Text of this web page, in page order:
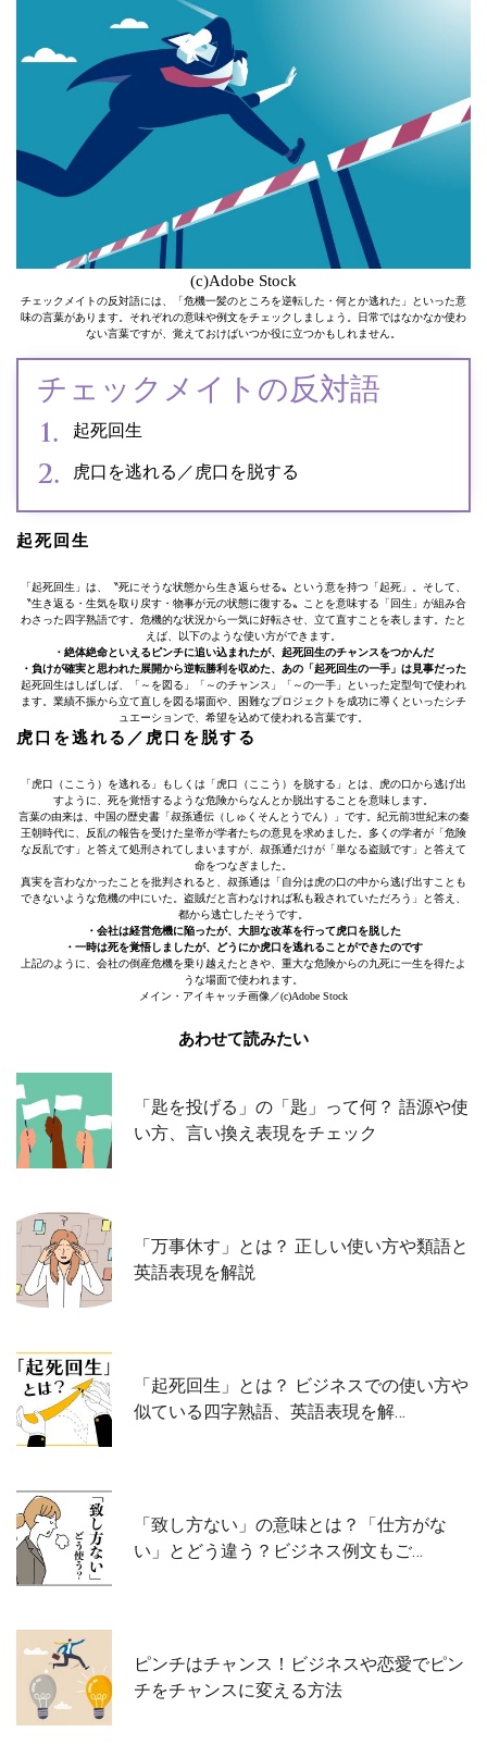
(c)Adobe Stock
チェックメイトの反対語には、「危機一髪のところを逆転した・何とか逃れた」といった意
味の言葉があります。それぞれの意味や例文をチェックしましょう。日常ではなかなか使わ
ない言葉ですが、覚えておけばいつか役に立つかもしれません。
チェックメイトの反対語
起死回生
虎口を逃れる／虎口を脱する
起死回生
「起死回生」は、〝死にそうな状態から生き返らせる〟という意を持つ「起死」。そして、
〝生き返る・生気を取り戻す・物事が元の状態に復する〟ことを意味する「回生」が組み合
わさった四字熟語です。危機的な状況から一気に好転させ、立て直すことを表します。たと
えば、以下のような使い方ができます。
・絶体絶命といえるピンチに追い込まれたが、起死回生のチャンスをつかんだ
・負けが確実と思われた展開から逆転勝利を収めた、あの「起死回生の一手」は見事だった
起死回生はしばしば、「～を図る」「～のチャンス」「～の一手」といった定型句で使われ
ます。業績不振から立て直しを図る場面や、困難なプロジェクトを成功に導くといったシチ
ュエーションで、希望を込めて使われる言葉です。
虎口を逃れる／虎口を脱する
「虎口（ここう）を逃れる」もしくは「虎口（ここう）を脱する」とは、虎の口から逃げ出
すように、死を覚悟するような危険からなんとか脱出することを意味します。
言葉の由来は、中国の歴史書「叔孫通伝（しゅくそんとうでん）」です。紀元前3世紀末の秦
王朝時代に、反乱の報告を受けた皇帝が学者たちの意見を求めました。多くの学者が「危険
な反乱です」と答えて処刑されてしまいますが、叔孫通だけが「単なる盗賊です」と答えて
命をつなぎました。
真実を言わなかったことを批判されると、叔孫通は「自分は虎の口の中から逃げ出すことも
できないような危機の中にいた。盗賊だと言わなければ私も殺されていただろう」と答え、
都から逃亡したそうです。
・会社は経営危機に陥ったが、大胆な改革を行って虎口を脱した
・一時は死を覚悟しましたが、どうにか虎口を逃れることができたのです
上記のように、会社の倒産危機を乗り越えたときや、重大な危険からの九死に一生を得たよ
うな場面で使われます。
メイン・アイキャッチ画像／(c)Adobe Stock
あわせて読みたい
「匙を投げる」の「匙」って何？ 語源や使
い方、言い換え表現をチェック
「万事休す」とは？ 正しい使い方や類語と
英語表現を解説
「起死回生」とは？ ビジネスでの使い方や
似ている四字熟語、英語表現を解…
「致し方ない」の意味とは？「仕方がな
い」とどう違う？ビジネス例文もご…
ピンチはチャンス！ビジネスや恋愛でピン
チをチャンスに変える方法